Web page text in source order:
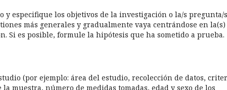
especifique los objetivos de la investigación o la/s pregunta/s
más generales y gradualmente vaya centrándose en la(s)
Si es posible, formule la hipótesis que ha sometido a prueba.
(por ejemplo: área del estudio, recolección de datos,
muestra, número de medidas tomadas, edad y sexo de los